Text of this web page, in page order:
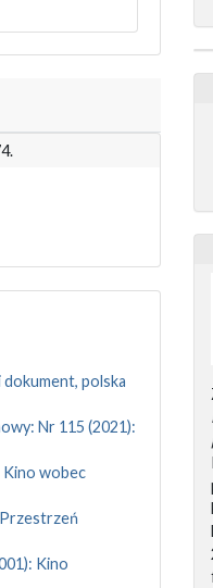
polska
Nr 115 (2021):
Kino wobec
Kino